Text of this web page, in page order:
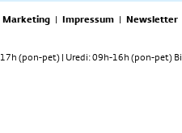
Marketing | Impressum | Newsletter
17h (pon-pet) | Uredi: 09h-16h (pon-pet)